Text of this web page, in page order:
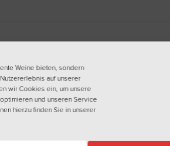
Weine bieten, sondern
auf unserer
wir Cookies ein, um unsere
und unseren Service
hierzu finden Sie in unserer